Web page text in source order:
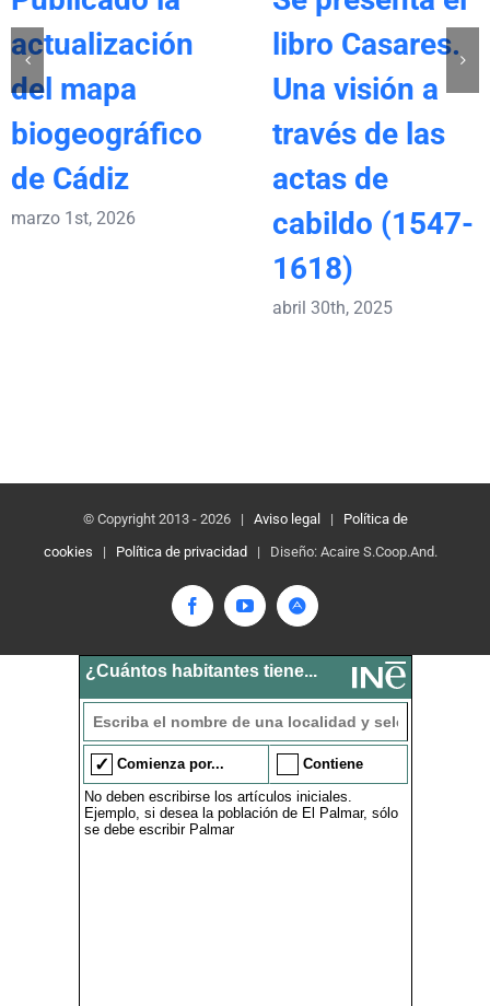
actualización
del mapa
biogeográfico
de Cádiz
marzo 1st, 2026
libro Casares.
Una visión a
través de las
actas de
cabildo (1547-
1618)
abril 30th, 2025
© Copyright 2013 - 2026 | Aviso legal| Política de
cookies | Política de privacidad| Diseño: Acaire S.Coop.And.
FacebookYouTubeAcademia.edu